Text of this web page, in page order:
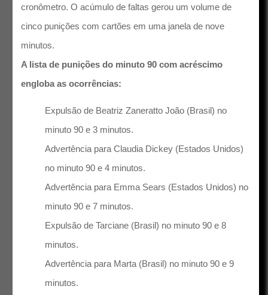
cronômetro. O acúmulo de faltas gerou um volume de
cinco punições com cartões em uma janela de nove
minutos.
A lista de punições do minuto 90 com acréscimo
engloba as ocorrências:
Expulsão de Beatriz Zaneratto João (Brasil) no
minuto 90 e 3 minutos.
Advertência para Claudia Dickey (Estados Unidos)
no minuto 90 e 4 minutos.
Advertência para Emma Sears (Estados Unidos) no
minuto 90 e 7 minutos.
Expulsão de Tarciane (Brasil) no minuto 90 e 8
minutos.
Advertência para Marta (Brasil) no minuto 90 e 9
minutos.